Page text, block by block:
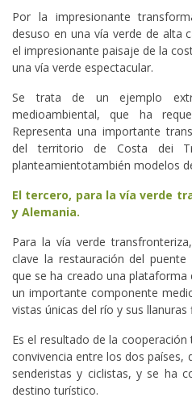
Por la impresionante
desuso en una vía verde de alta
el impresionante paisaje de la
una vía verde espectacular.
Se trata de un ejemplo
medioambiental, que ha
Representa una importante
del territorio de Costa dei
planteamientotambién modelos
El tercero, para la vía verde
y Alemania.
Para la vía verde
clave la restauración del
que se ha creado una
un importante componente
vistas únicas del río y sus llanuras
Es el resultado de la
convivencia entre los dos países,
senderistas y ciclistas, y se ha
destino turístico.